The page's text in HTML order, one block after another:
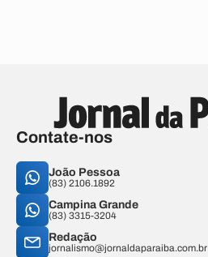
Contate-nos
João Pessoa
(83) 2106.1892
Campina Grande
(83) 3315-3204
Redação
jornalismo@jornaldaparaiba.com.br